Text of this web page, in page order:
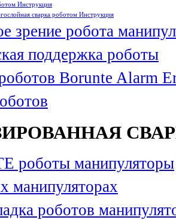
Инструкция
сварка роботом Инструкция
зрение робота
поддержка роботы
Borunte Alarm
роботы манипуляторы
манипуляторах
роботов